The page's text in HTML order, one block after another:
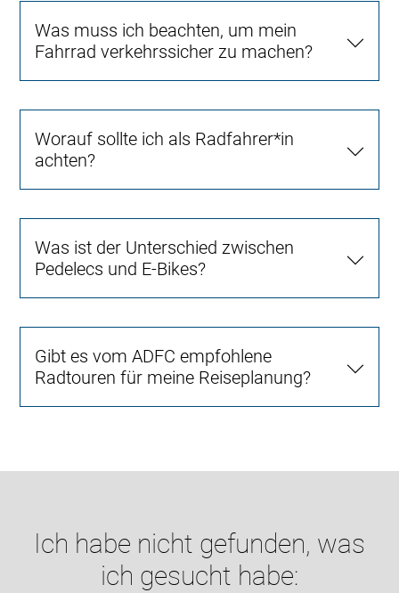
Was muss ich beachten, um mein
Fahrrad verkehrssicher zu machen?
Worauf sollte ich als Radfahrer*in
achten?
Was ist der Unterschied zwischen
Pedelecs und E-Bikes?
Gibt es vom ADFC empfohlene
Radtouren für meine Reiseplanung?
Ich habe nicht gefunden, was
ich gesucht habe: